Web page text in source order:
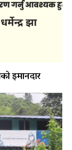
इमानदार